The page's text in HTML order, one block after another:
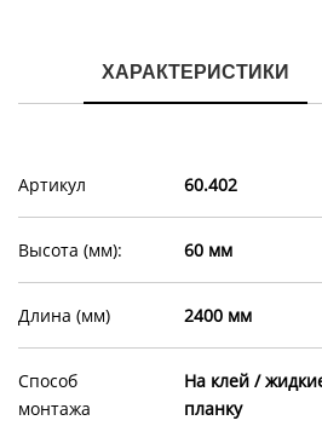
ХАРАКТЕРИСТИКИ
Артикул 60.402
Высота (мм): 60 мм
Длина (мм) 2400 мм
Способ
монтажа
На клей /
планку